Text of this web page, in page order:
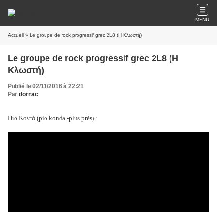
MENU
Accueil » Le groupe de rock progressif grec 2L8 (Η Κλωστή)
Le groupe de rock progressif grec 2L8 (Η
Κλωστή)
Publié le 02/11/2016 à 22:21
Par dornac
Πιο Κοντά (pio konda -plus près) :